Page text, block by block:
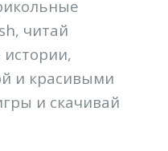
читай
и красивыми
и скачивай